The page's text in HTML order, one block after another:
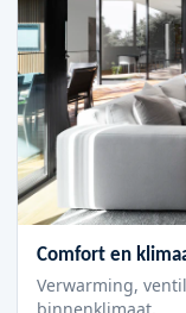
Comfort en
Verwarming,